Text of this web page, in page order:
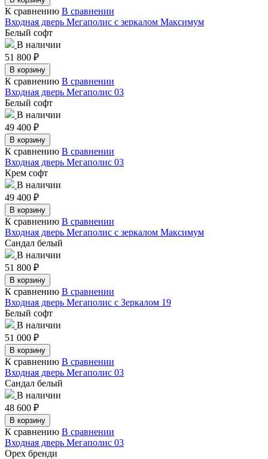
К сравнению В сравнении
Входная дверь Мегаполис с зеркалом Максимум
Белый софт
В наличии
51 800 ₽
В корзину
К сравнению В сравнении
Входная дверь Мегаполис 03
Белый софт
В наличии
49 400 ₽
В корзину
К сравнению В сравнении
Входная дверь Мегаполис 03
Крем софт
В наличии
49 400 ₽
В корзину
К сравнению В сравнении
Входная дверь Мегаполис с зеркалом Максимум
Сандал белый
В наличии
51 800 ₽
В корзину
К сравнению В сравнении
Входная дверь Мегаполис с Зеркалом 19
Белый софт
В наличии
51 000 ₽
В корзину
К сравнению В сравнении
Входная дверь Мегаполис 03
Сандал белый
В наличии
48 600 ₽
В корзину
К сравнению В сравнении
Входная дверь Мегаполис 03
Орех бренди